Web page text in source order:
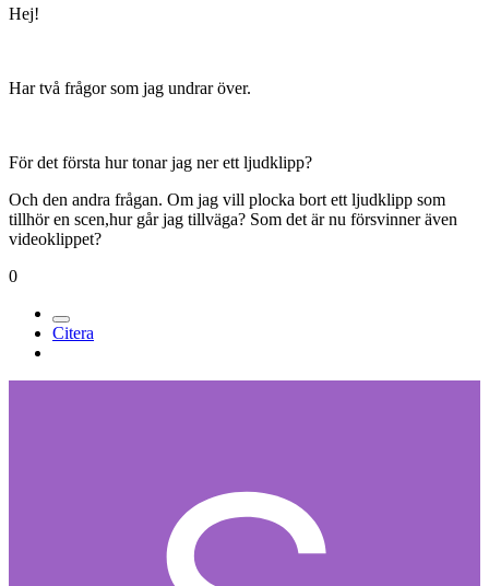
Hej!
Har två frågor som jag undrar över.
För det första hur tonar jag ner ett ljudklipp?
Och den andra frågan. Om jag vill plocka bort ett ljudklipp som
tillhör en scen,hur går jag tillväga? Som det är nu försvinner även
videoklippet?
0
Citera